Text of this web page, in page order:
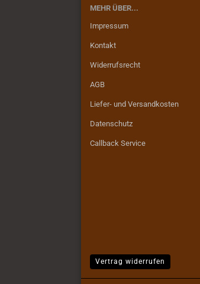
MEHR ÜBER...
Impressum
Kontakt
Widerrufsrecht
AGB
Liefer- und Versandkosten
Datenschutz
Callback Service
Vertrag widerrufen